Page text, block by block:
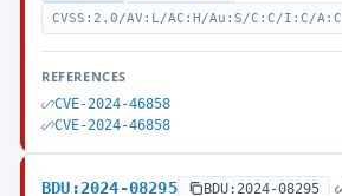
CVSS:2.0/AV:L/AC:H/Au:S/C:C/I:C/A:C
REFERENCES
CVE-2024-46858
CVE-2024-46858
BDU:2024-08295 BDU:2024-08295